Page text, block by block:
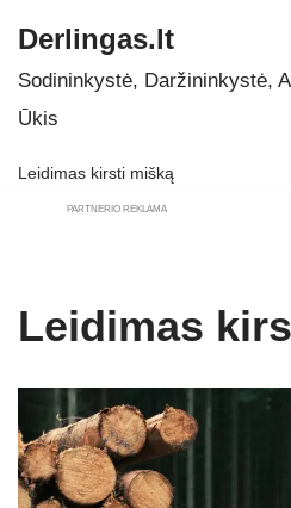
Skip
to
Derlingas.lt
Sodininkystė, Daržininkystė,
Ūkis
Leidimas kirsti mišką
PARTNERIO REKLAMA
Leidimas